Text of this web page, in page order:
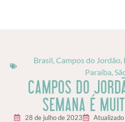
Brasil Campos do Jordão,
Paraíba
CAMPOS DO
SEMANA É
28 de julho de 2023